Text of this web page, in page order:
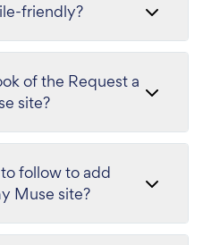
friendly?
of the Request a
site?
follow to add
Muse site?